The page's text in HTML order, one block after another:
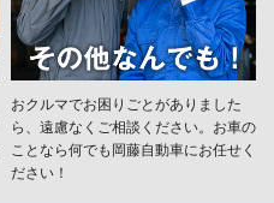
おクルマでお困りごとがありました
ら、遠慮なくご相談ください。お車の
ことなら何でも岡藤自動車にお任せく
ださい！